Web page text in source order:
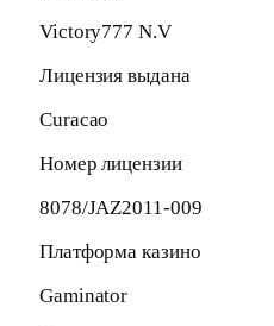
Victory777 N.V
Лицензия выдана
Curacao
Номер лицензии
8078/JAZ2011-009
Платформа казино
Gaminator